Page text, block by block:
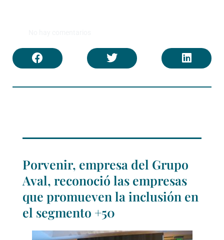
Porvenir, empresa del Grupo
Aval, reconoció las empresas
que promueven la inclusión en
el segmento +50